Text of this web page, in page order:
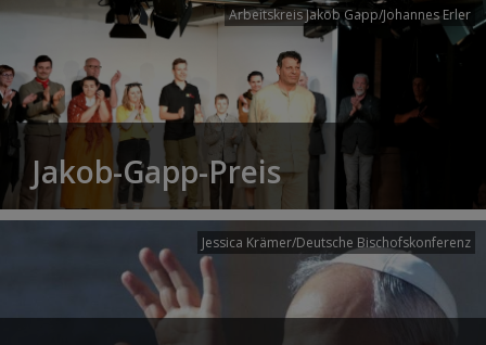
Arbeitskreis Jakob Gapp/Johannes Erler
Jakob-Gapp-Preis
Jessica Krämer/Deutsche Bischofskonferenz